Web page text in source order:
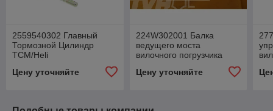
2559540302 Главный
Тормозной Цилиндр
TCM/Heli
Цену уточняйте
224W302001 Балка
ведущего моста
вилочного погрузчика
Цену уточняйте